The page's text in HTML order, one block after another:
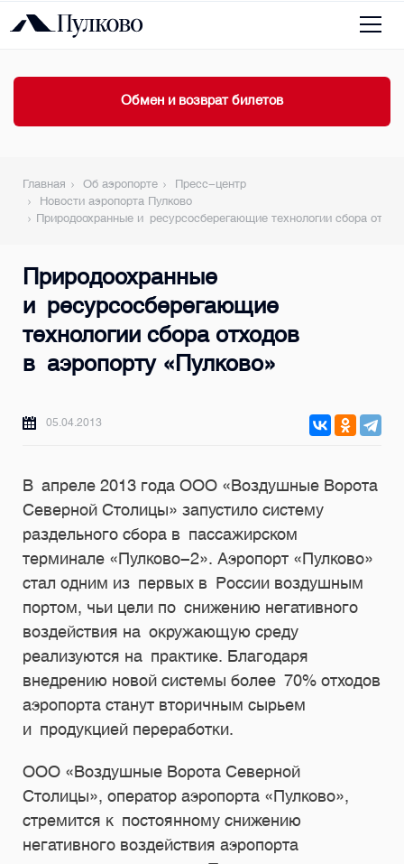
Обмен и возврат билетов
Главная Об аэропорте
Пресс-центр
Новости аэропорта Пулково
Природоохранные и ресурсосберегающие технологии сбора
Природоохранные
и ресурсосберегающие
технологии сбора отходов
в аэропорту «Пулково»
05.04.2013
В апреле 2013 года ООО «Воздушные Ворота
Северной Столицы» запустило систему
раздельного сбора в пассажирском
терминале «Пулково-2». Аэропорт «Пулково»
стал одним из первых в России воздушным
портом, чьи цели по снижению негативного
воздействия на окружающую среду
реализуются на практике. Благодаря
внедрению новой системы более 70% отходов
аэропорта станут вторичным сырьем
и продукцией переработки.
ООО «Воздушные Ворота Северной
Столицы», оператор аэропорта «Пулково»,
стремится к постоянному снижению
негативного воздействия аэропорта